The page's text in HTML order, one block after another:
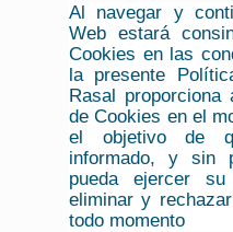
Al navegar y
Web estará
Cookies en las
la presente
Rasal
de Cookies en el
el objetivo de
informado, y sin
pueda ejercer
eliminar y
todo momento